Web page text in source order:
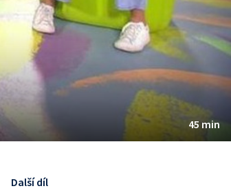
45 min
Další díl